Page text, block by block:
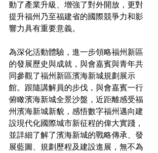
動了產業升級、增強了對外開放，更對
提升福州乃至福建省的國際競爭力和影
響力具有重要意義。
為深化活動體驗，進一步領略福州新區
的發展歷史與成就，與會嘉賓與青年共
同參觀了福州新區濱海新城規劃展示
館。跟隨講解員的步伐，與會嘉賓一行
俯瞰濱海新城全景沙盤，近距離感受福
州濱海新城新貌，感悟數字福州邁向建
設現代化國際城市新征程的偉大實踐，
並詳細了解了濱海新城的戰略傳承、發
展藍圖、規劃歷程及建設進展，無不為